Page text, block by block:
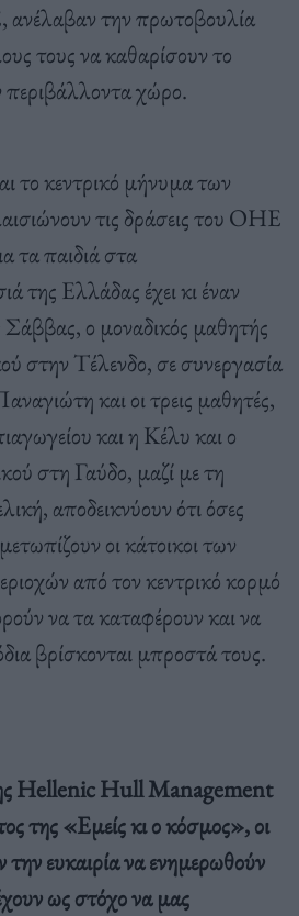
την πρωτοβουλία
τους να καθαρίσουν το
περιβάλλοντα χώρο.
το κεντρικό μήνυμα των
τις δράσεις του ΟΗΕ
τα παιδιά στα
της Ελλάδας έχει κι έναν
ο μοναδικός μαθητής
στην Τέλενδο, σε συνεργασία
και οι τρεις μαθητές,
και η Κέλυ και ο
στη Γαύδο, μαζί με τη
αποδεικνύουν ότι όσες
οι κάτοικοι των
από τον κεντρικό κορμό
να τα καταφέρουν και να
βρίσκονται μπροστά τους.
Hellenic Hull Management
της «Εμείς κι ο κόσμος», οι
την ευκαιρία να ενημερωθούν
ως στόχο να μας